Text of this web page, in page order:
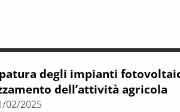
degli impianti
dell’attività agricola
02/2025